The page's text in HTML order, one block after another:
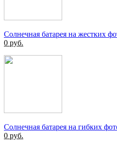
Солнечная батарея на жестких
0 руб.
Солнечная батарея на гибких
0 руб.